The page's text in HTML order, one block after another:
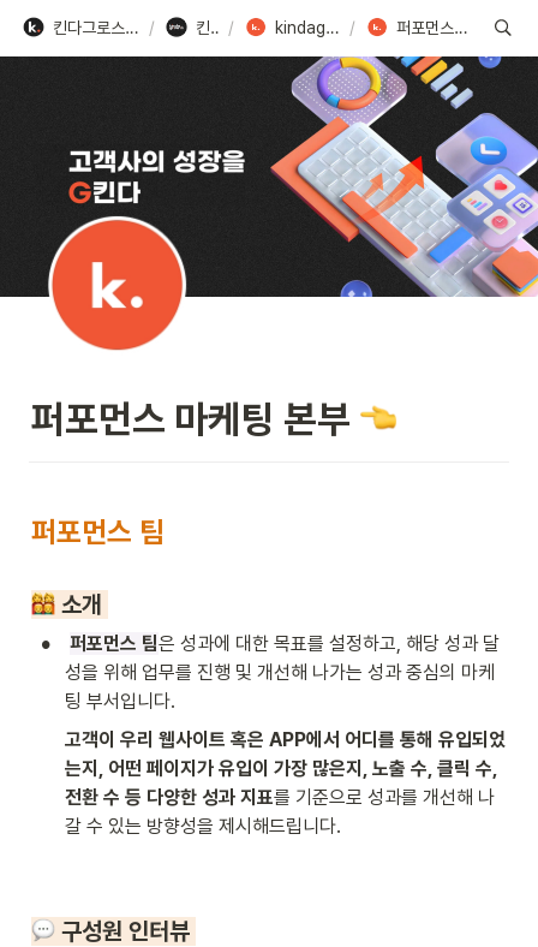
킨다그로스 채용 - Team kindagrowth / 킨다스토리 / kindagrowth 팀 소개 / 퍼포먼스 마케팅 본부 👈
퍼포먼스 마케팅 본부
퍼포먼스 팀
소개
• 퍼포먼스 팀은 성과에 대한 목표를 설정하고, 해당 성과 달
성을 위해 업무를 진행 및 개선해 나가는 성과 중심의 마케
팅 부서입니다.
고객이 우리 웹사이트 혹은 APP에서 어디를 통해 유입되었
는지, 어떤 페이지가 유입이 가장 많은지, 노출 수, 클릭 수,
전환 수 등 다양한 성과 지표를 기준으로 성과를 개선해 나
갈 수 있는 방향성을 제시해드립니다.
구성원 인터뷰